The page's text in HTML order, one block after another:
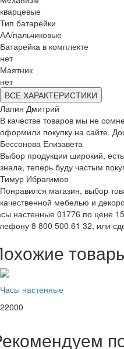
кварцевые
Тип батарейки
АА/пальчиковые
Батарейка в комплекте
нет
Маятник
нет
ВСЕ ХАРАКТЕРИСТИКИ
Лапин Дмитрий
В качестве товаров мы не
оформили покупку на сайте.
Бессонова Елизавета
Выбор продукции широкий,
знала, теперь буду частым
Тимур Ибрагимов
Понравился магазин, выбор
качественной мебелью и
настенные 01776 по цене
8 800 500 61 32, или
Часы настенные
22000